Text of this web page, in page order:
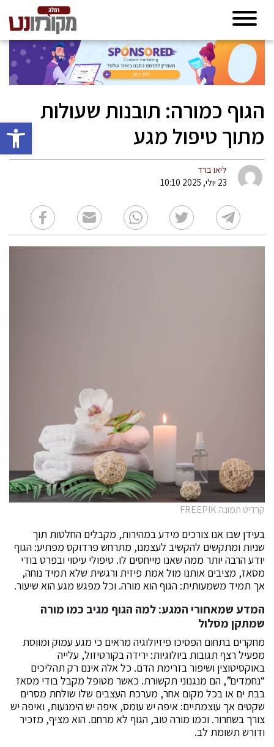
פתח
הגוף כמורה: תובנות שעולות
מתוך טיפול מגע
ליאו ברד
23 יולי, 2025 10:10
קרדיט תמונה FREEPIK
בעידן שבו אנו צורכים מידע במהירות, מקבלים החלטות תוך
שניות ומתקשים להקשיב לעצמנו, מתרחש פרדוקס מפתיע: הגוף
יודע הרבה יותר ממה שאנו מייחסים לו. טיפולי עיסוי ובפרט בודי
מסאז, מציבים אותנו מול אמת פיזית ורגשית שלא תמיד נוחה,
אך תמיד משמעותית: הגוף הוא מורה. וכל מפגש מגע הוא שיעור.
המדע שמאחורי המגע: למה הגוף מגיב כמו מורה
שמתקן מסלול
מחקרים בתחום הפסיכו פיזיולוגיה מראים כי מגע עמוק ומווסת
מפעיל רצף תגובות ביולוגיות: ירידה בקורטיזול, עלייה
באוקסיטוצין ושיפור בזרימת הדם. כל אלה אינם רק תהליכים
“נחמדים”, הם מנגנוני תקשורת. כאשר מטופל מקבל בודי מסאז
בבת ים או בכל מקום אחר, מערכת העצבים שלו שולחת מסרים
שקטים אך עוצמתיים: איפה יש עומס, איפה יש הימנעות, ואיפה יש
צורך בשחרור. וכמו מורה טוב, הגוף לא מרחם. הוא מציף, מזכיר
ודורש תשומת לב.